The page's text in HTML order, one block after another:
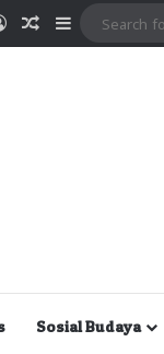
MasukRandom Article
Sidebar
Sosial Budaya